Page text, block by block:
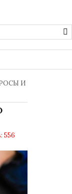
И
556